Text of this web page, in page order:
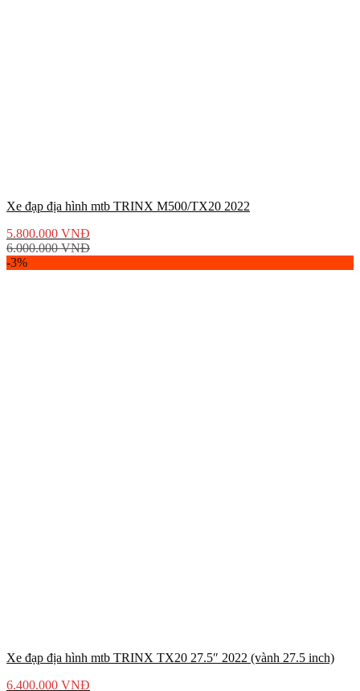
Xe đạp địa hình mtb TRINX M500/TX20 2022
5.800.000 VNĐ
6.000.000VNĐ
-3%
Xe đạp địa hình mtb TRINX TX20 27.5″ 2022 (vành 27.5 inch)
6.400.000 VNĐ